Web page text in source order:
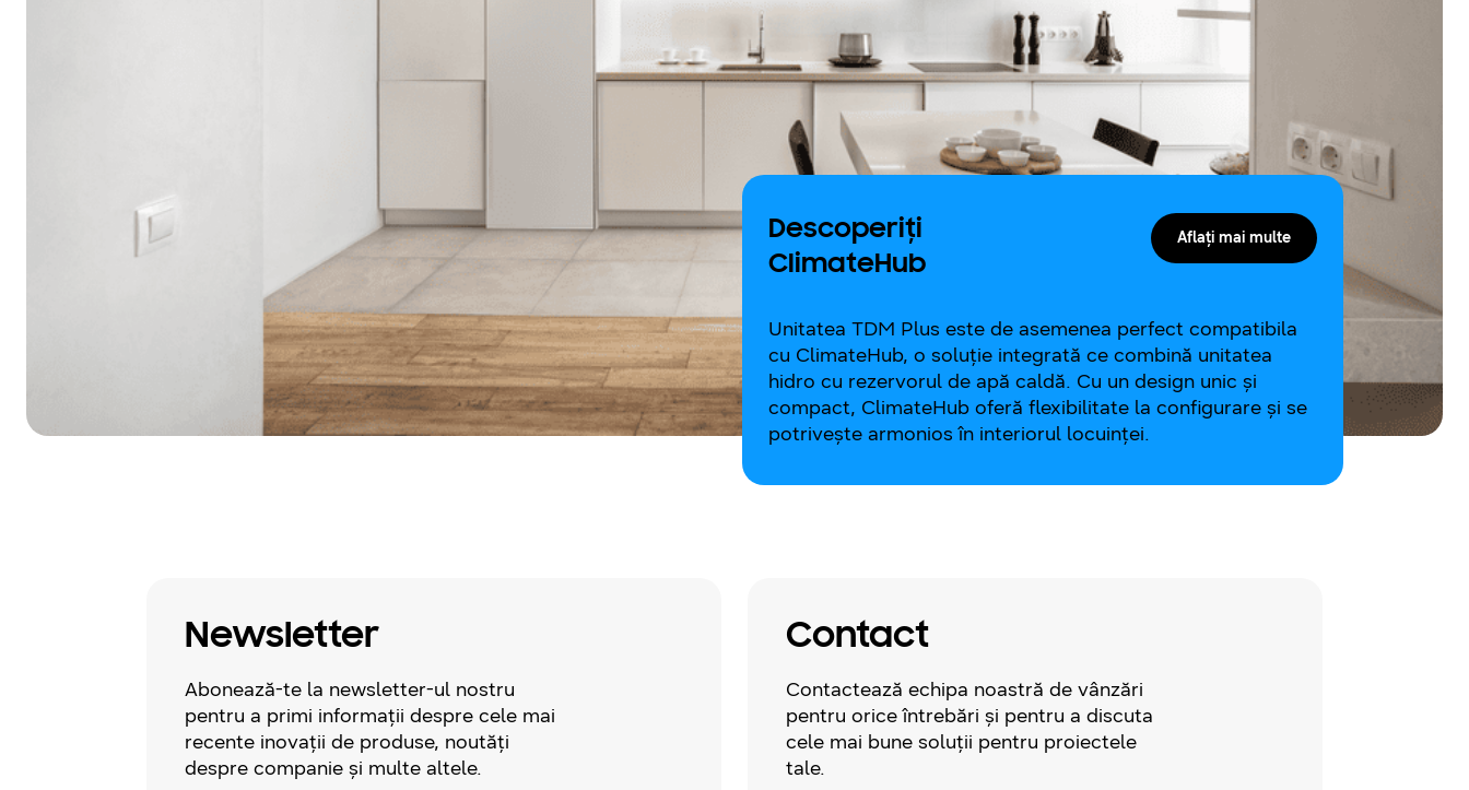
Descoperiți
ClimateHub
Unitatea TDM Plus este de asemenea perfect compatibila
cu ClimateHub, o soluție integrată ce combină unitatea
hidro cu rezervorul de apă caldă. Cu un design unic și
compact, ClimateHub oferă flexibilitate la configurare și se
potrivește armonios în interiorul locuinței.
Aflați mai multe
Newsletter
Abonează-te la newsletter-ul nostru
pentru a primi informații despre cele mai
recente inovații de produse, noutăți
despre companie și multe altele.
Contact
Contactează echipa noastră de vânzări
pentru orice întrebări și pentru a discuta
cele mai bune soluții pentru proiectele
tale.